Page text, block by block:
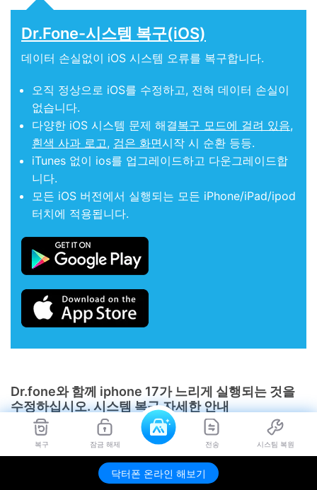
복구 잠금 해제 전송 시스팀 복원
닥터폰 온라인 해보기
Dr.Fone-시스템 복구(iOS)
데이터 손실없이 iOS 시스템 오류를 복구합니다.
오직 정상으로 iOS를 수정하고, 전혀 데이터 손실이
없습니다.
다양한 iOS 시스템 문제 해결복구 모드에 걸려 있음,
흰색 사과 로고, 검은 화면시작 시 순환 등등.
iTunes 없이 ios를 업그레이드하고 다운그레이드합
니다.
모든 iOS 버전에서 실행되는 모든 iPhone/iPad/ipod
터치에 적용됩니다.
Dr.fone와 함께 iphone 17가 느리게 실행되는 것을
수정하십시오. 시스템 복구 자세한 안내
만약 여러분이 아이폰 17 느린 문제
주어진 단계를 준수하고
이 혁신적인 솔루션이 어떻게 효과적이라는 것을 알아보십